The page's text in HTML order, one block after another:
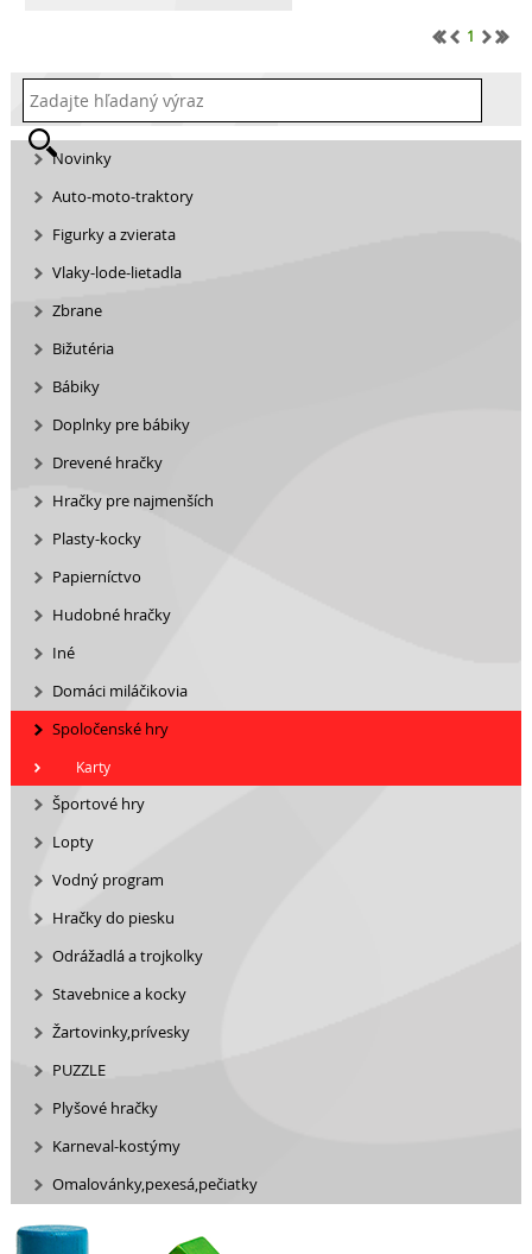
1
Novinky
Auto-moto-traktory
Figurky a zvierata
Vlaky-lode-lietadla
Zbrane
Bižutéria
Bábiky
Doplnky pre bábiky
Drevené hračky
Hračky pre najmenších
Plasty-kocky
Papierníctvo
Hudobné hračky
Iné
Domáci miláčikovia
Spoločenské hry
Karty
Športové hry
Lopty
Vodný program
Hračky do piesku
Odrážadlá a trojkolky
Stavebnice a kocky
Žartovinky,prívesky
PUZZLE
Plyšové hračky
Karneval-kostýmy
Omalovánky,pexesá,pečiatky